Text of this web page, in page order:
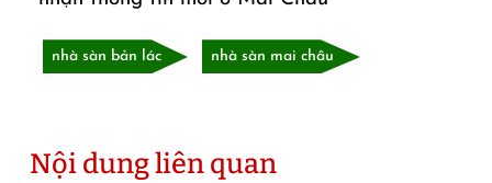
nhà sàn bản lác nhà sàn mai châu
Nội dung liên quan